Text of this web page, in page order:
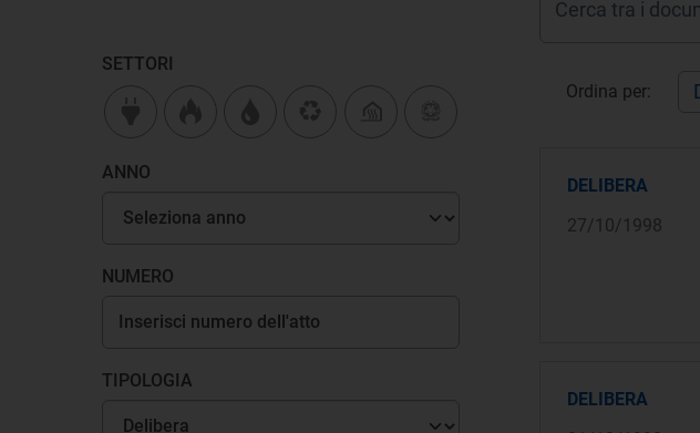
SETTORI
ANNO
NUMERO
TIPOLOGIA
Ordina per:
DELIBERA
27/10/1998
DELIBERA